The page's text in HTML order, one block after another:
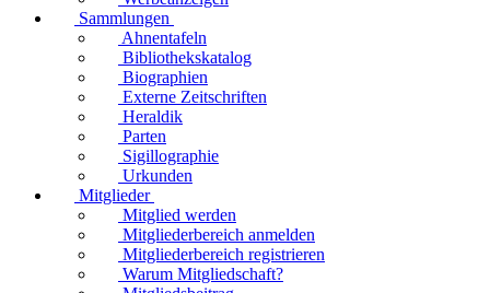
Sammlungen
Ahnentafeln
Bibliothekskatalog
Biographien
Externe Zeitschriften
Heraldik
Parten
Sigillographie
Urkunden
Mitglieder
Mitglied werden
Mitgliederbereich anmelden
Mitgliederbereich registrieren
Warum Mitgliedschaft?